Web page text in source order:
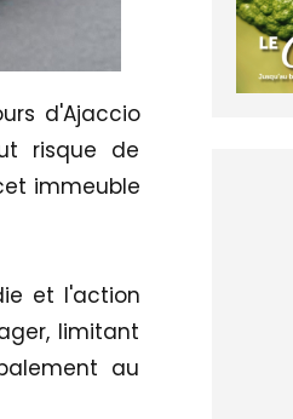
d'Ajaccio
risque de
immeuble
et l'action
limitant
au